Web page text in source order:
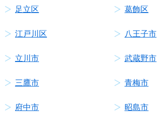
足立区 葛飾区
江戸川区 八王子市
立川市 武蔵野市
三鷹市 青梅市
府中市 昭島市